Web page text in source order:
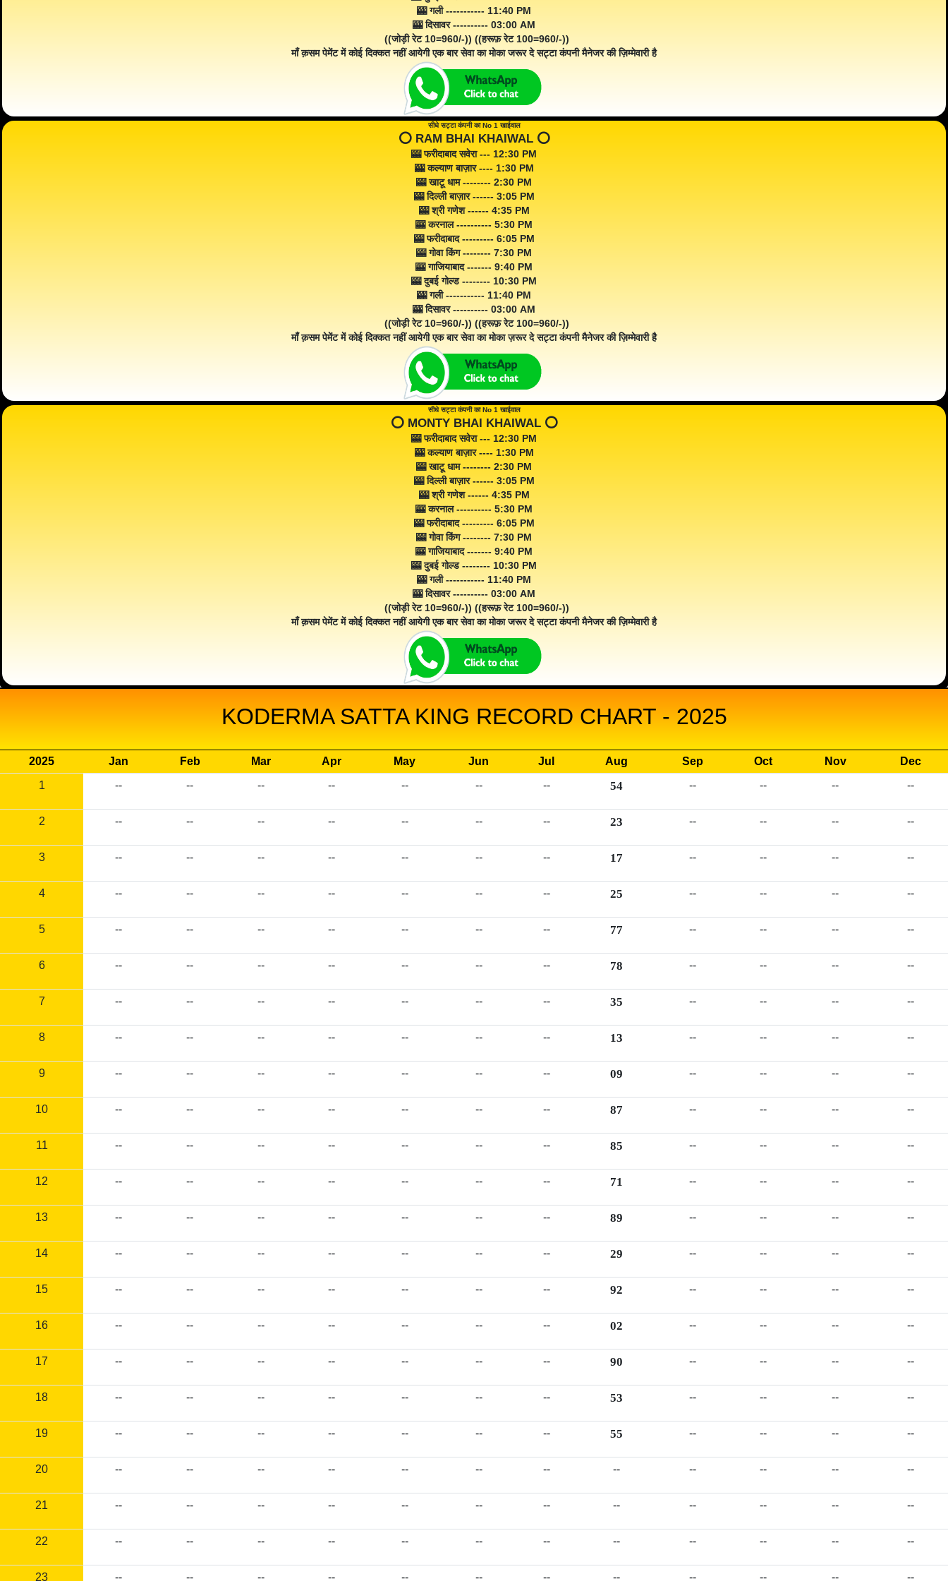
🎰 गली ----------- 11:40 PM
🎰 दिसावर ---------- 03:00 AM
((जोड़ी रेट 10=960/-)) ((हरूफ़ रेट 100=960/-))
माँ क़सम पेमेंट में कोई दिक्कत नहीं आयेगी एक बार सेवा का मोका जरूर दे सट्टा कंपनी मैनेजर की ज़िम्मेवारी है
सीधे सट्टा कंपनी का No 1 खाईवाल
⭕️ RAM BHAI KHAIWAL ⭕️
🎰 फरीदाबाद सवेरा --- 12:30 PM
🎰 कल्याण बाज़ार ---- 1:30 PM
🎰 खाटू धाम -------- 2:30 PM
🎰 दिल्ली बाज़ार ------ 3:05 PM
🎰 श्री गणेश ------ 4:35 PM
🎰 करनाल ---------- 5:30 PM
🎰 फरीदाबाद --------- 6:05 PM
🎰 गोवा किंग -------- 7:30 PM
🎰 गाजियाबाद ------- 9:40 PM
🎰 दुबई गोल्ड -------- 10:30 PM
🎰 गली ----------- 11:40 PM
🎰 दिसावर ---------- 03:00 AM
((जोड़ी रेट 10=960/-)) ((हरूफ़ रेट 100=960/-))
माँ क़सम पेमेंट में कोई दिक्कत नहीं आयेगी एक बार सेवा का मोका ज़रूर दे सट्टा कंपनी मैनेजर की ज़िम्मेवारी है
सीधे सट्टा कंपनी का No 1 खाईवाल
⭕️ MONTY BHAI KHAIWAL ⭕️
🎰 फरीदाबाद सवेरा --- 12:30 PM
🎰 कल्याण बाज़ार ---- 1:30 PM
🎰 खाटू धाम -------- 2:30 PM
🎰 दिल्ली बाज़ार ------ 3:05 PM
🎰 श्री गणेश ------ 4:35 PM
🎰 करनाल ---------- 5:30 PM
🎰 फरीदाबाद --------- 6:05 PM
🎰 गोवा किंग -------- 7:30 PM
🎰 गाजियाबाद ------- 9:40 PM
🎰 दुबई गोल्ड -------- 10:30 PM
🎰 गली ----------- 11:40 PM
🎰 दिसावर ---------- 03:00 AM
((जोड़ी रेट 10=960/-)) ((हरूफ़ रेट 100=960/-))
माँ क़सम पेमेंट में कोई दिक्कत नहीं आयेगी एक बार सेवा का मोका जरूर दे सट्टा कंपनी मैनेजर की ज़िम्मेवारी है
KODERMA SATTA KING RECORD CHART - 2025
2025 Jan Feb Mar Apr May Jun Jul Aug Sep Oct Nov
Dec
1
-- -- -- -- -- -- -- 54 -- -- -- --
2 -- -- -- -- -- -- -- 23 -- -- -- --
3 -- -- -- -- -- -- -- 17 -- -- -- --
4 -- -- -- -- -- -- -- 25 -- -- -- --
5 -- -- -- -- -- -- -- 77 -- -- -- --
6 -- -- -- -- -- -- -- 78 -- -- -- --
7 -- -- -- -- -- -- -- 35 -- -- -- --
8 -- -- -- -- -- -- -- 13 -- -- -- --
9 -- -- -- -- -- -- -- 09 -- -- -- --
10 -- -- -- -- -- -- -- 87 -- -- -- --
11 -- -- -- -- -- -- -- 85 -- -- -- --
12 -- -- -- -- -- -- -- 71 -- -- -- --
13 -- -- -- -- -- -- -- 89 -- -- -- --
14 -- -- -- -- -- -- -- 29 -- -- -- --
15 -- -- -- -- -- -- -- 92 -- -- -- --
16 -- -- -- -- -- -- -- 02 -- -- -- --
17 -- -- -- -- -- -- -- 90 -- -- -- --
18 -- -- -- -- -- -- -- 53 -- -- -- --
19 -- -- -- -- -- -- -- 55 -- -- -- --
20 -- -- -- -- -- -- -- -- -- -- -- --
21 -- -- -- -- -- -- -- -- -- -- -- --
22 -- -- -- -- -- -- -- -- -- -- -- --
23 -- -- -- -- -- -- -- -- -- -- -- --